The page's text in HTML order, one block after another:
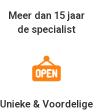
Meer dan 15 jaar
de specialist
Unieke & Voordelige